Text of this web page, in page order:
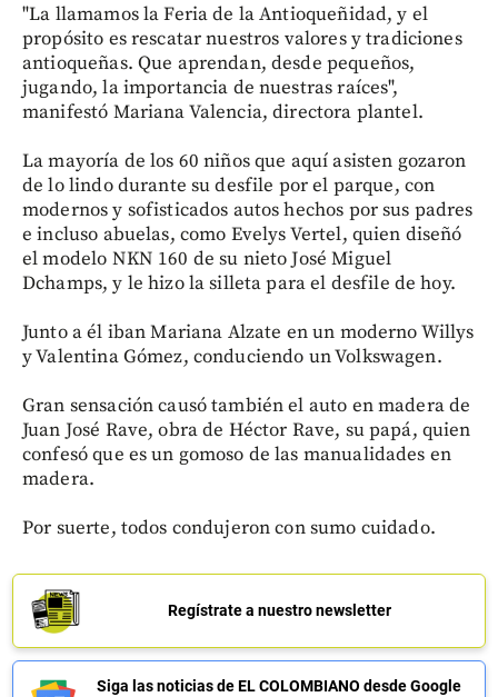
"La llamamos la Feria de la Antioqueñidad, y el
propósito es rescatar nuestros valores y tradiciones
antioqueñas. Que aprendan, desde pequeños,
jugando, la importancia de nuestras raíces",
manifestó Mariana Valencia, directora plantel.
La mayoría de los 60 niños que aquí asisten gozaron
de lo lindo durante su desfile por el parque, con
modernos y sofisticados autos hechos por sus padres
e incluso abuelas, como Evelys Vertel, quien diseñó
el modelo NKN 160 de su nieto José Miguel
Dchamps, y le hizo la silleta para el desfile de hoy.
Junto a él iban Mariana Alzate en un moderno Willys
y Valentina Gómez, conduciendo un Volkswagen.
Gran sensación causó también el auto en madera de
Juan José Rave, obra de Héctor Rave, su papá, quien
confesó que es un gomoso de las manualidades en
madera.
Por suerte, todos condujeron con sumo cuidado.
Regístrate a nuestro newsletter
Siga las noticias de EL COLOMBIANO desde Google